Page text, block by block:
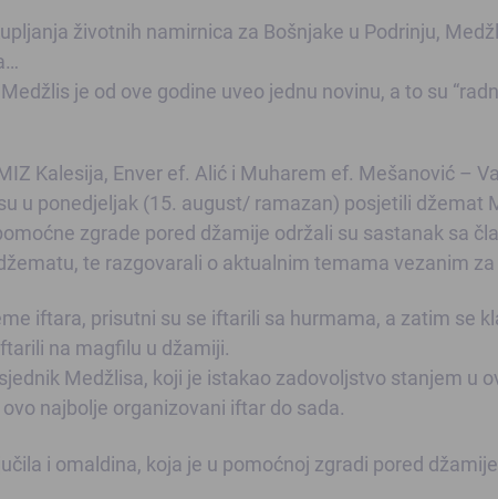
životnih namirnica za Bošnjake u Podrinju,
je od ove godine uveo jednu novinu, a to su
Kalesija, Enver ef. Alić i Muharem ef. Mešanović –
u ponedjeljak (15. august/ ramazan) posjetili džemat
zgrade pored džamije održali su sastanak sa
te razgovarali o aktualnim temama vezanim
iftara, prisutni su se iftarili sa hurmama, a zatim se
na magfilu u džamiji.
Medžlisa, koji je istakao zadovoljstvo stanjem u
najbolje organizovani iftar do sada.
i omaldina, koja je u pomoćnoj zgradi pored